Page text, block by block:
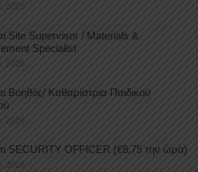
2026
Site Supervisor / Materials &
Specialist
2026
Βοηθός/ Καθαρίστρια Παιδικού
2026
SECURITY OFFICER (€8,75 την ώρα)
2026